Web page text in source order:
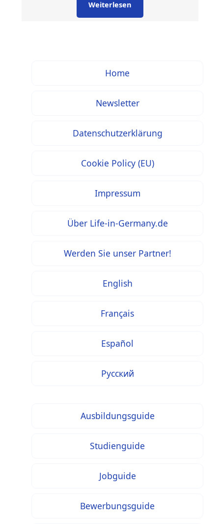
Weiterlesen
Home
Newsletter
Datenschutzerklärung
Cookie Policy (EU)
Impressum
Über Life-in-Germany.de
Werden Sie unser Partner!
English
Français
Español
Русский
Ausbildungsguide
Studienguide
Jobguide
Bewerbungsguide